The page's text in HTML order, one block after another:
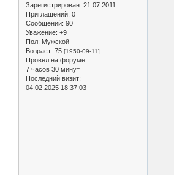
Зарегистрирован: 21.07.2011
Приглашений: 0
Сообщений: 90
Уважение: +9
Пол: Мужской
Возраст: 75 [1950-09-11]
Провел на форуме:
7 часов 30 минут
Последний визит:
04.02.2025 18:37:03